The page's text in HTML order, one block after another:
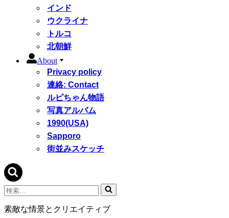
インド
ウクライナ
トルコ
北朝鮮
About
Privacy policy
連絡: Contact
ルピちゃん物語
写真アルバム
1990(USA)
Sapporo
街並みスケッチ
検
索...
素敵な情景とクリエイティブ